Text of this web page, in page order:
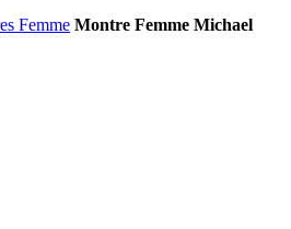
Femme Montre Femme Michael